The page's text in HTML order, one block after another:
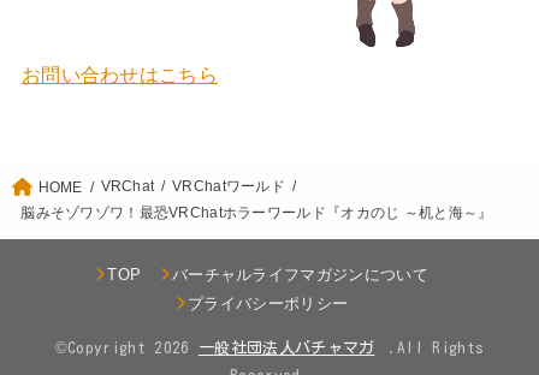
お問い合わせはこちら
HOME VRChat
VRChatワールド
脳みそゾワゾワ！最恐VRChatホラーワールド『オカのじ ～机と海～』
TOP
バーチャルライフマガジンについて
プライバシーポリシー
©Copyright 2026
.All Rights